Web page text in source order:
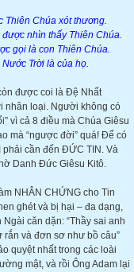
Thiên Chúa xót thương.
nhìn thấy Thiên Chúa.
gọi là con Thiên Chúa.
Trời là của họ.
được coi là Đệ Nhất
nhân loại. Người không có
vì cả 8 điều mà Chúa Giêsu
mà “ngược đời” quá! Để có
phải cần đến ĐỨC TIN. Và
Danh Đức Giêsu Kitô.
NHÂN CHỨNG cho Tin
ghét và bị hại – đa dạng,
căn dặn: “Thầy sai anh
và đơn sơ như bồ câu”
quyệt nhất trong các loài
mật, và rồi Ông Adam lại